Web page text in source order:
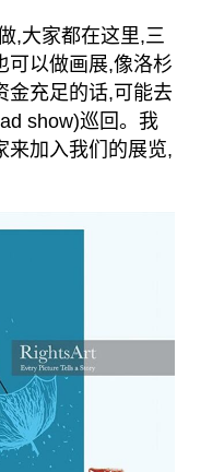
,大家都在这里,三
可以做画展,像洛杉
金充足的话,可能去
show)巡回。我
来加入我们的展览,